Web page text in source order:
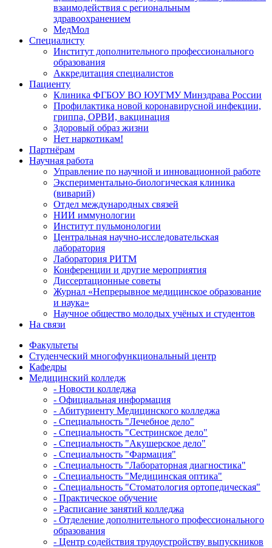
взаимодействия с региональным
здравоохранением
МедМол
Специалисту
Институт дополнительного профессионального
образования
Аккредитация специалистов
Пациенту
Клиника ФГБОУ ВО ЮУГМУ Минздрава России
Профилактика новой коронавирусной инфекции,
гриппа, ОРВИ, вакцинация
Здоровый образ жизни
Нет наркотикам!
Партнёрам
Научная работа
Управление по научной и инновационной работе
Экспериментально-биологическая клиника
(виварий)
Отдел международных связей
НИИ иммунологии
Институт пульмонологии
Центральная научно-исследовательская
лаборатория
Лаборатория РИТМ
Конференции и другие мероприятия
Диссертационные советы
Журнал «Непрерывное медицинское образование
и наука»
Научное общество молодых учёных и студентов
На связи
Факультеты
Студенческий многофункциональный центр
Кафедры
Медицинский колледж
- Новости колледжа
- Официальная информация
- Абитуриенту Медицинского колледжа
- Специальность "Лечебное дело"
- Специальность "Сестринское дело"
- Специальность "Акушерское дело"
- Специальность "Фармация"
- Специальность "Лабораторная диагностика"
- Специальность "Медицинская оптика"
- Специальность "Стоматология ортопедическая"
- Практическое обучение
- Расписание занятий колледжа
- Отделение дополнительного профессионального
образования
- Центр содействия трудоустройству выпускников